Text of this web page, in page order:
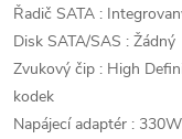
Řadič SATA :
Disk SATA/SAS : Žádný
Zvukový čip : High
kodek
Napájecí adaptér :